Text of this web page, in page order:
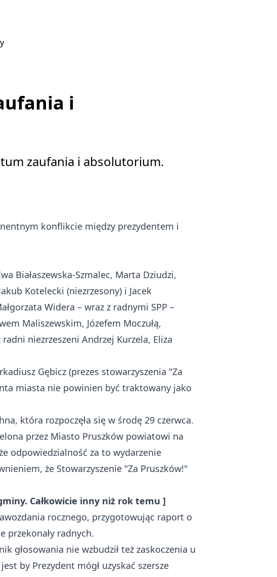
i
zaufania i absolutorium.
konflikcie między prezydentem i
Białaszewska-Szmalec, Marta Dziudzi,
Kotelecki (niezrzesony) i Jacek
Widera – wraz z radnymi SPP –
Maliszewskim, Józefem Moczułą,
niezrzeszeni Andrzej Kurzela, Eliza
Gębicz (prezes stowarzyszenia "Za
miasta nie powinien być traktowany jako
która rozpoczęła się w środę 29 czerwca.
przez Miasto Pruszków powiatowi na
odpowiedzialność za to wydarzenie
że Stowarzyszenie "Za Pruszków!"
Całkowicie inny niż rok temu ]
rocznego, przygotowując raport o
przekonały radnych.
głosowania nie wzbudził też zaskoczenia u
by Prezydent mógł uzyskać szersze